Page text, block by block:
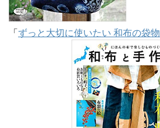
「 ずっと大切に使いたい 和布の袋物